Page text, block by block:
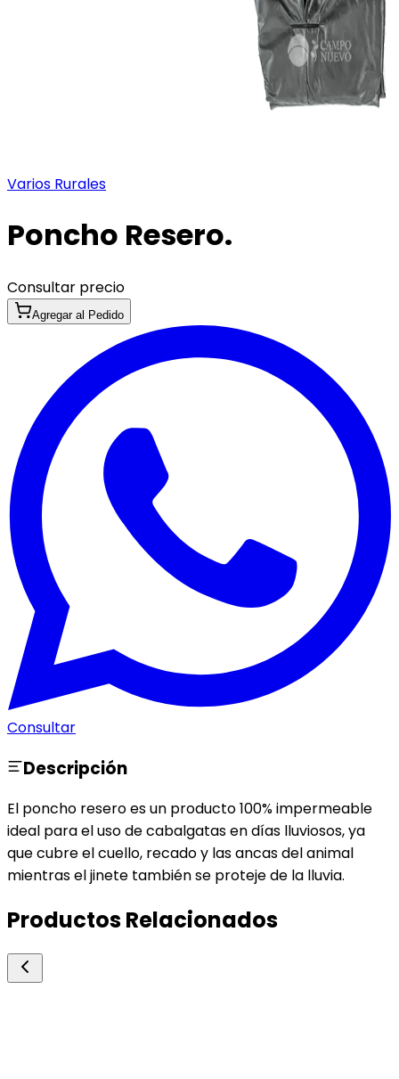
Varios Rurales
Poncho Resero.
Consultar precio
Agregar al Pedido
Consultar
Descripción
El poncho resero es un producto 100% impermeable
ideal para el uso de cabalgatas en días lluviosos, ya
que cubre el cuello, recado y las ancas del animal
mientras el jinete también se proteje de la lluvia.
Productos Relacionados